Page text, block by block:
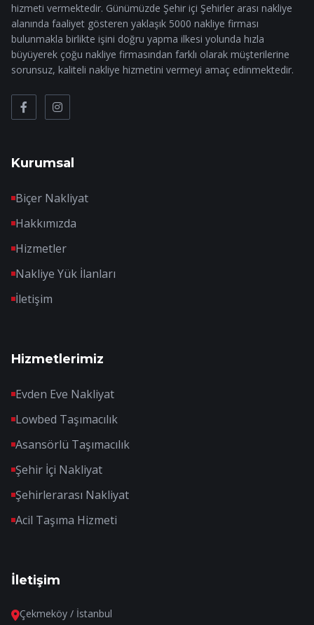
hizmeti vermektedir. Günümüzde Şehir içi Şehirler arası nakliye
alanında faaliyet gösteren yaklaşık 5000 nakliye firması
bulunmakla birlikte işini doğru yapma ilkesi yolunda hızla
büyüyerek çoğu nakliye firmasından farklı olarak müşterilerine
sorunsuz, kaliteli nakliye hizmetini vermeyi amaç edinmektedir.
Kurumsal
Biçer Nakliyat
Hakkımızda
Hizmetler
Nakliye Yük İlanları
İletişim
Hizmetlerimiz
Evden Eve Nakliyat
Lowbed Taşımacılık
Asansörlü Taşımacılık
Şehir İçi Nakliyat
Şehirlerarası Nakliyat
Acil Taşıma Hizmeti
İletişim
Çekmeköy / İstanbul